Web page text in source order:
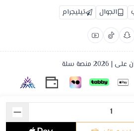
الجوال تيليجرام
| 2026 منصة سلة